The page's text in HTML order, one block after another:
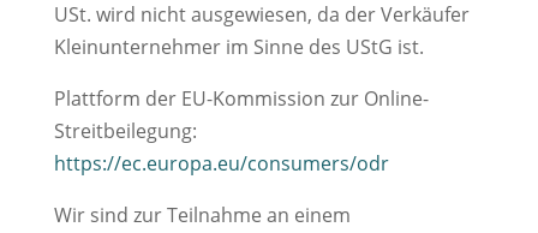
USt. wird nicht ausgewiesen, da der Verkäufer
Kleinunternehmer im Sinne des UStG ist.
Plattform der EU-Kommission zur Online-
Streitbeilegung:
https://ec.europa.eu/consumers/odr
Wir sind zur Teilnahme an einem